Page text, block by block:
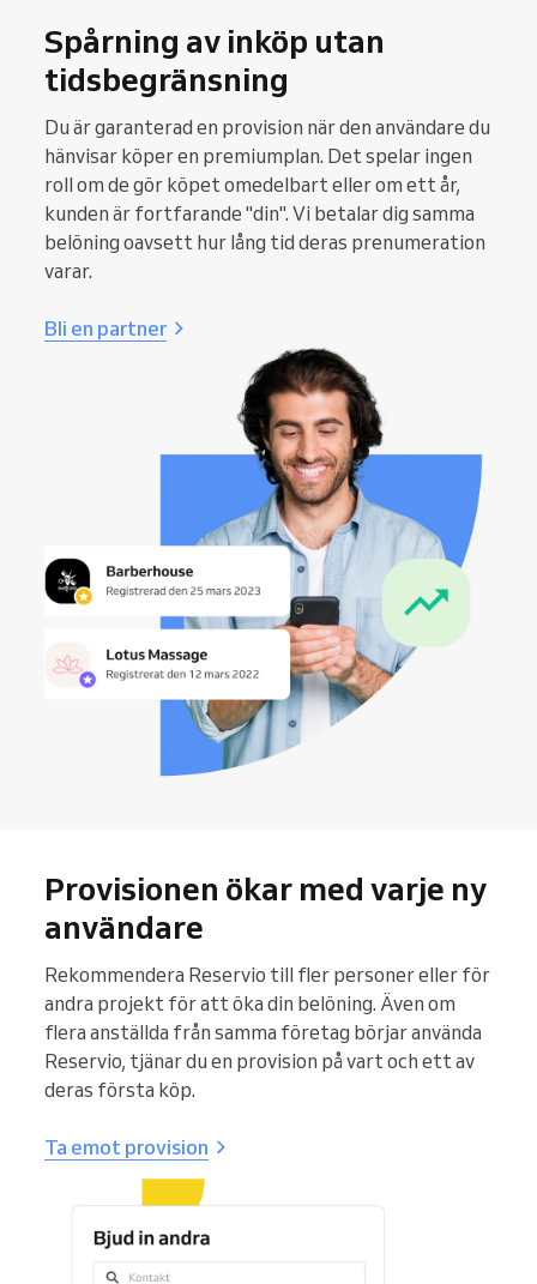
Spårning av inköp utan
tidsbegränsning
Du är garanterad en provision när den användare du
hänvisar köper en premiumplan. Det spelar ingen
roll om de gör köpet omedelbart eller om ett år,
kunden är fortfarande "din". Vi betalar dig samma
belöning oavsett hur lång tid deras prenumeration
varar.
Bli en partner
Provisionen ökar med varje ny
användare
Rekommendera Reservio till fler personer eller för
andra projekt för att öka din belöning. Även om
flera anställda från samma företag börjar använda
Reservio, tjänar du en provision på vart och ett av
deras första köp.
Ta emot provision